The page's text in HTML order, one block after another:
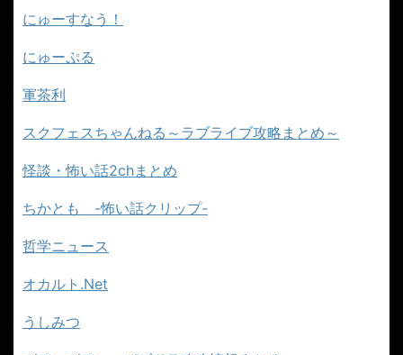
にゅーすなう！
にゅーぷる
軍茶利
スクフェスちゃんねる～ラブライブ攻略まとめ～
怪談・怖い話2chまとめ
ちかとも -怖い話クリップ-
哲学ニュース
オカルト.Net
うしみつ